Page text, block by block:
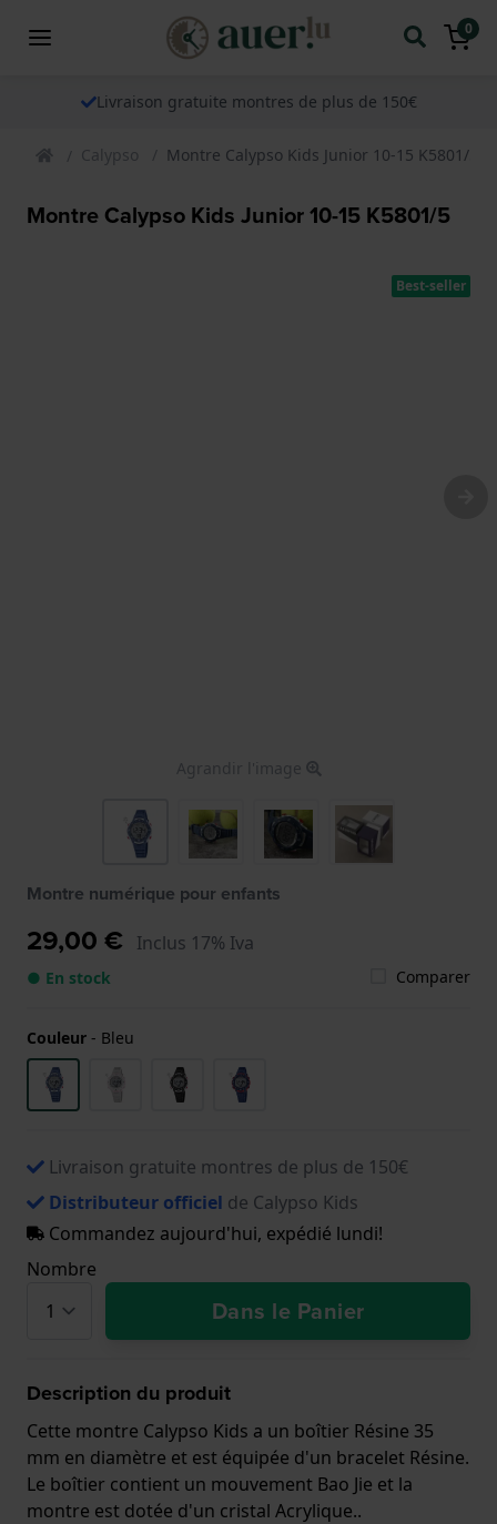
0
Livraison gratuite montres de plus de 150€
Calypso Montre Calypso Kids Junior 10-15 K5801/5
Montre Calypso Kids Junior 10-15 K5801/5
Best-seller
Agrandir l'image
Montre numérique pour enfants
29,00 € Inclus 17% Iva
● En stock Comparer
Couleur - Bleu
Livraison gratuite montres de plus de 150€
Distributeur officiel de Calypso Kids
Commandez aujourd'hui, expédié lundi!
Nombre
Dans le Panier
Description du produit
Cette montre Calypso Kids a un boîtier Résine 35
mm en diamètre et est équipée d'un bracelet Résine.
Le boîtier contient un mouvement Bao Jie et la
montre est dotée d'un cristal Acrylique..